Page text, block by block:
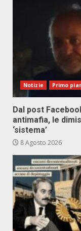
Notizie Primo
Dal post
antimafia, le
‘sistema’
8 Agosto 2026